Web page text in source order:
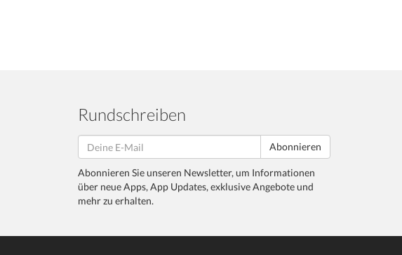
Rundschreiben
Abonnieren
Abonnieren Sie unseren Newsletter, um Informationen
über neue Apps, App Updates, exklusive Angebote und
mehr zu erhalten.